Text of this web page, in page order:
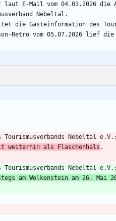
E-Mail vom 04.03.2026 die
die Gästeinformation des
Retro vom 05.07.2026 lief die
Nebeltal
weiterhin als Flaschenhals
Nebeltal
am Wolkenstein am 26. Mai